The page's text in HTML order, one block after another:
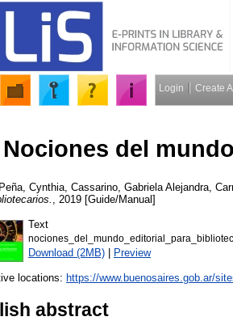
Login Create
Nociones del
Cynthia Cassarino, Gabriela Alejandra
, 2019 [Guide/Manual]
Text
Download (2MB) | Preview
locations: https://www.buenosaires.gob.ar/
abstract